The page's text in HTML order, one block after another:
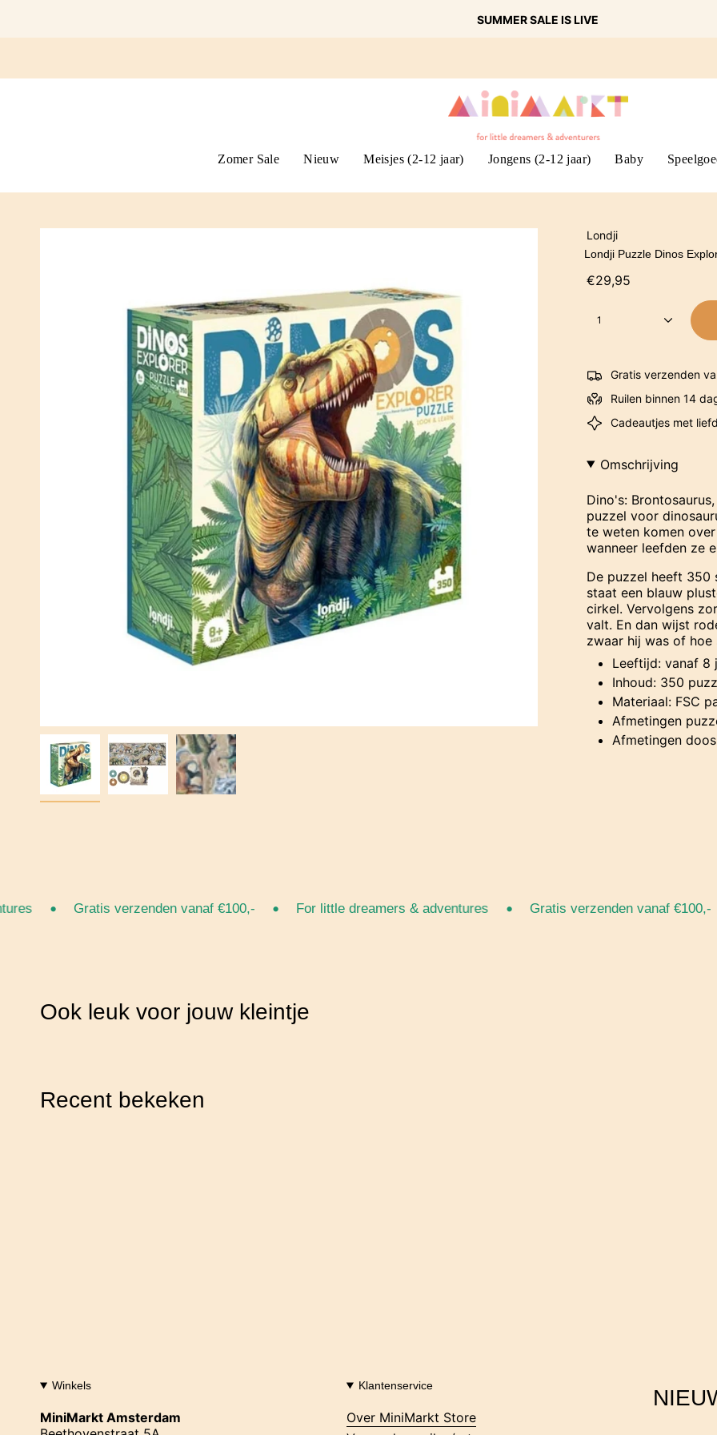
SUMMER SALE IS LIVE
Zomer Sale Nieuw Meisjes (2-12 jaar) Jongens (2-12 jaar) Baby
Londji
Londji Puzzle Dinos
€29,95
1
Gratis verzenden
Ruilen binnen 14
Cadeautjes met
Omschrijving
Dino's:
puzzel voor
te weten komen
wanneer leefden ze
De puzzel heeft 350
staat een blauw
cirkel. Vervolgens
valt. En dan wijst
zwaar hij was of hoe
Leeftijd: vanaf 8
Inhoud: 350
Materiaal: FSC
Afmetingen
Afmetingen
• Gratis verzenden vanaf €100,- • For little dreamers & adventures • Gratis verzenden vanaf €100,- •
Ook leuk voor jouw kleintje
Recent bekeken
Winkels
MiniMarkt Amsterdam
Klantenservice
Over MiniMarkt Store